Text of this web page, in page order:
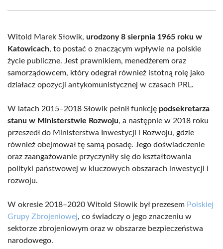
(Twitter)
Witold Marek Słowik, urodzony 8 sierpnia 1965 roku w
Katowicach, to postać o znaczącym wpływie na polskie
życie publiczne. Jest prawnikiem, menedżerem oraz
samorządowcem, który odegrał również istotną rolę jako
działacz opozycji antykomunistycznej w czasach PRL.
W latach 2015–2018 Słowik pełnił funkcję podsekretarza
stanu w Ministerstwie Rozwoju, a następnie w 2018 roku
przeszedł do Ministerstwa Inwestycji i Rozwoju, gdzie
również obejmował tę samą posadę. Jego doświadczenie
oraz zaangażowanie przyczyniły się do kształtowania
polityki państwowej w kluczowych obszarach inwestycji i
rozwoju.
W okresie 2018–2020 Witold Słowik był prezesem Polskiej
Grupy Zbrojeniowej, co świadczy o jego znaczeniu w
sektorze zbrojeniowym oraz w obszarze bezpieczeństwa
narodowego.